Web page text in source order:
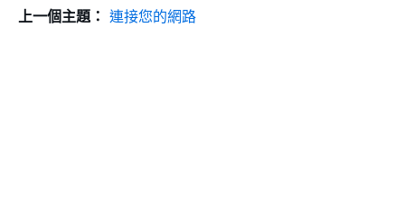
上一個主題： 連接您的網路